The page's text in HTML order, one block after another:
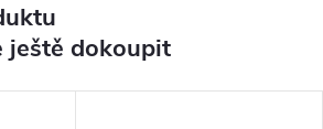
ještě dokoupit